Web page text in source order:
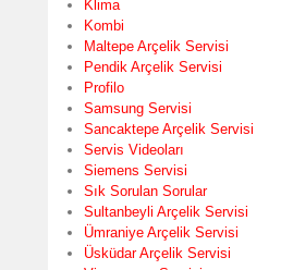
Klima
Kombi
Maltepe Arçelik Servisi
Pendik Arçelik Servisi
Profilo
Samsung Servisi
Sancaktepe Arçelik Servisi
Servis Videoları
Siemens Servisi
Sık Sorulan Sorular
Sultanbeyli Arçelik Servisi
Ümraniye Arçelik Servisi
Üsküdar Arçelik Servisi